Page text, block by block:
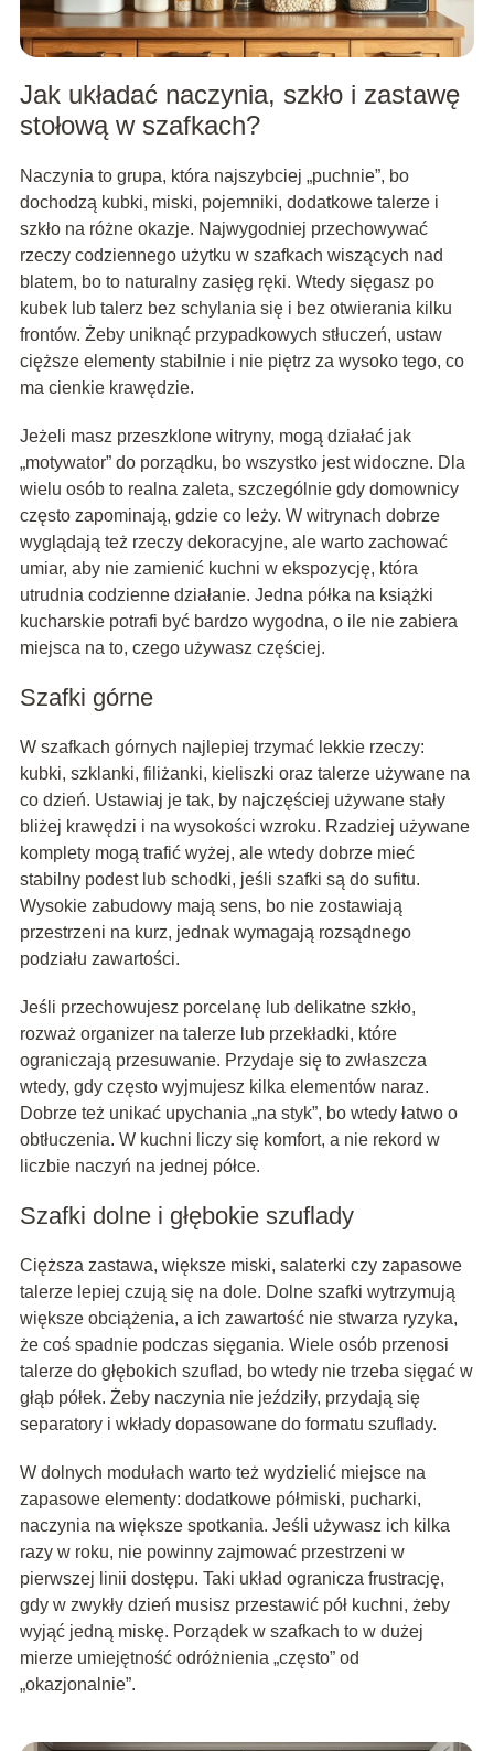
Jak układać naczynia, szkło i zastawę
stołową w szafkach?
Naczynia to grupa, która najszybciej „puchnie”, bo
dochodzą kubki, miski, pojemniki, dodatkowe talerze i
szkło na różne okazje. Najwygodniej przechowywać
rzeczy codziennego użytku w szafkach wiszących nad
blatem, bo to naturalny zasięg ręki. Wtedy sięgasz po
kubek lub talerz bez schylania się i bez otwierania kilku
frontów. Żeby uniknąć przypadkowych stłuczeń, ustaw
cięższe elementy stabilnie i nie piętrz za wysoko tego, co
ma cienkie krawędzie.
Jeżeli masz przeszklone witryny, mogą działać jak
„motywator” do porządku, bo wszystko jest widoczne. Dla
wielu osób to realna zaleta, szczególnie gdy domownicy
często zapominają, gdzie co leży. W witrynach dobrze
wyglądają też rzeczy dekoracyjne, ale warto zachować
umiar, aby nie zamienić kuchni w ekspozycję, która
utrudnia codzienne działanie. Jedna półka na książki
kucharskie potrafi być bardzo wygodna, o ile nie zabiera
miejsca na to, czego używasz częściej.
Szafki górne
W szafkach górnych najlepiej trzymać lekkie rzeczy:
kubki, szklanki, filiżanki, kieliszki oraz talerze używane na
co dzień. Ustawiaj je tak, by najczęściej używane stały
bliżej krawędzi i na wysokości wzroku. Rzadziej używane
komplety mogą trafić wyżej, ale wtedy dobrze mieć
stabilny podest lub schodki, jeśli szafki są do sufitu.
Wysokie zabudowy mają sens, bo nie zostawiają
przestrzeni na kurz, jednak wymagają rozsądnego
podziału zawartości.
Jeśli przechowujesz porcelanę lub delikatne szkło,
rozważ organizer na talerze lub przekładki, które
ograniczają przesuwanie. Przydaje się to zwłaszcza
wtedy, gdy często wyjmujesz kilka elementów naraz.
Dobrze też unikać upychania „na styk”, bo wtedy łatwo o
obtłuczenia. W kuchni liczy się komfort, a nie rekord w
liczbie naczyń na jednej półce.
Szafki dolne i głębokie szuflady
Cięższa zastawa, większe miski, salaterki czy zapasowe
talerze lepiej czują się na dole. Dolne szafki wytrzymują
większe obciążenia, a ich zawartość nie stwarza ryzyka,
że coś spadnie podczas sięgania. Wiele osób przenosi
talerze do głębokich szuflad, bo wtedy nie trzeba sięgać w
głąb półek. Żeby naczynia nie jeździły, przydają się
separatory i wkłady dopasowane do formatu szuflady.
W dolnych modułach warto też wydzielić miejsce na
zapasowe elementy: dodatkowe półmiski, pucharki,
naczynia na większe spotkania. Jeśli używasz ich kilka
razy w roku, nie powinny zajmować przestrzeni w
pierwszej linii dostępu. Taki układ ogranicza frustrację,
gdy w zwykły dzień musisz przestawić pół kuchni, żeby
wyjąć jedną miskę. Porządek w szafkach to w dużej
mierze umiejętność odróżnienia „często” od
„okazjonalnie”.